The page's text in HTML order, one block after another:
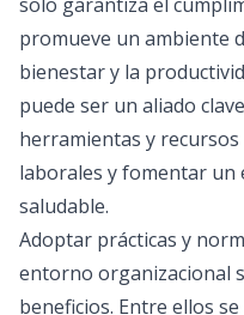
promueve un ambiente
bienestar y la
puede ser un aliado
herramientas y
laborales y fomentar
saludable.
Adoptar prácticas y
entorno organizacional
beneficios. Entre ellos